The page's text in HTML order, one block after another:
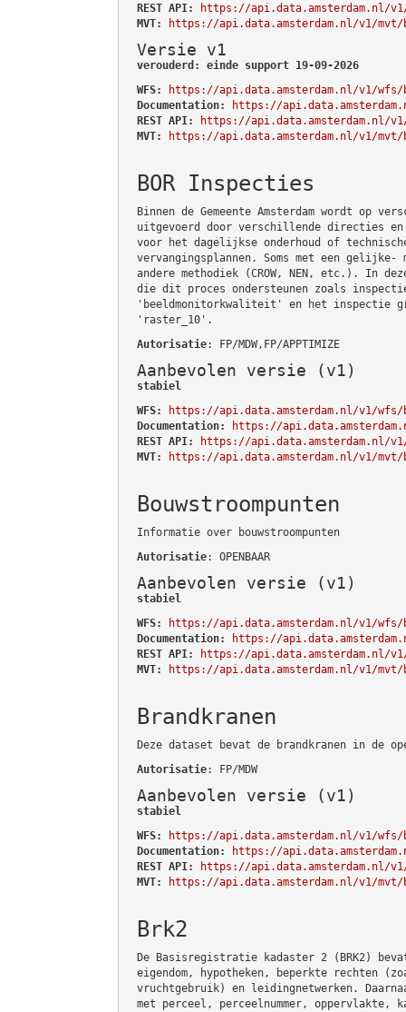
REST API:
https://api.data.amsterdam.nl/v1/
MVT:
https://api.data.amsterdam.nl/v1/mvt/
Versie v1
verouderd: einde support 19-09-2026
WFS:
https://api.data.amsterdam.nl/v1/wfs/
Documentation:
https://
REST API:
https://api.data.amsterdam.nl/v1/
MVT:
https://api.data.amsterdam.nl/v1/mvt/
BOR Inspecties
Binnen de Gemeente Amsterdam wordt op
uitgevoerd door verschillende directies
voor het dagelijkse onderhoud of
vervangingsplannen. Soms met een gelijke-
andere methodiek (CROW, NEN, etc.). In
die dit proces ondersteunen zoals
'beeldmonitorkwaliteit' en het inspectie
'raster_10'.
Autorisatie: FP/MDW,FP/APPTIMIZE
Aanbevolen versie (v1)
stabiel
WFS:
https://api.data.amsterdam.nl/v1/wfs/
Documentation:
https://
REST API:
https://api.data.amsterdam.nl/
MVT:
https://api.data.amsterdam.nl/v1/mvt/
Bouwstroompunten
Informatie over bouwstroompunten
Autorisatie: OPENBAAR
Aanbevolen versie (v1)
stabiel
WFS:
https://api.data.amsterdam.nl/v1/wfs/
Documentation:
https://
REST API:
https://api.data.amsterdam.nl/v1/
MVT:
https://api.data.amsterdam.nl/v1/mvt/
Brandkranen
Deze dataset bevat de brandkranen in de
Autorisatie: FP/MDW
Aanbevolen versie (v1)
stabiel
WFS:
https://api.data.amsterdam.nl/v1/wfs/
Documentation:
https://
REST API:
https://api.data.amsterdam.nl/
MVT:
https://api.data.amsterdam.nl/v1/mvt/
Brk2
De Basisregistratie kadaster 2 (BRK2)
eigendom, hypotheken, beperkte rechten
vruchtgebruik) en leidingnetwerken.
met perceel, perceelnummer, oppervlakte,